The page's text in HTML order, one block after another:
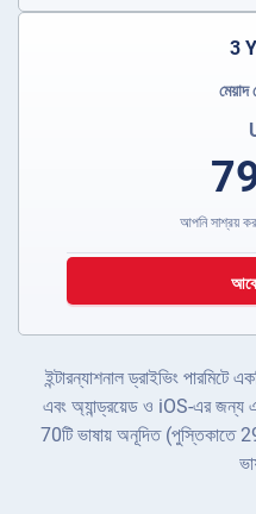
3
আপনি সাশ্রয়
ইন্টারন্যাশনাল ড্রাইভিং পারমিটে
এবং অ্যান্ড্রয়েড ও iOS-এর জন্য
70টি ভাষায় অনূদিত (পুস্তিকাতে